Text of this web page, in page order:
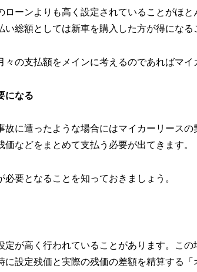
ローンよりも高く設定されていることがほ
総額としては新車を購入した方が得になる
の支払額をメインに考えるのであればマイ
になる
に遭ったような場合にはマイカーリースの
などをまとめて支払う必要が出てきます。
要となることを知っておきましょう。
定が高く行われていることがあります。こ
設定残価と実際の残価の差額を精算する